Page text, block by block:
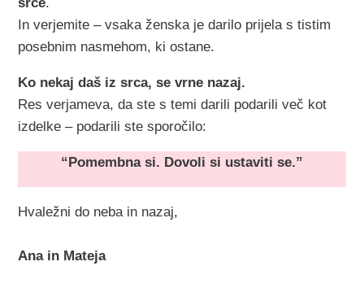
srce.
In verjemite – vsaka ženska je darilo prijela s tistim
posebnim nasmehom, ki ostane.
Ko nekaj daš iz srca, se vrne nazaj.
Res verjameva, da ste s temi darili podarili več kot
izdelke – podarili ste sporočilo:
“Pomembna si. Dovoli si ustaviti se.”
Hvaležni do neba in nazaj,
Ana in Mateja